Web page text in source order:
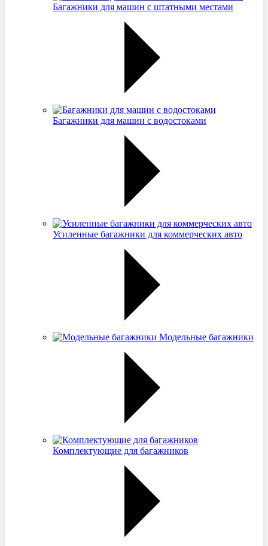
Багажники для машин с штатными местами
Багажники для машин с водостоками
Усиленные багажники для коммерческих авто
Модельные багажники
Комплектующие для багажников